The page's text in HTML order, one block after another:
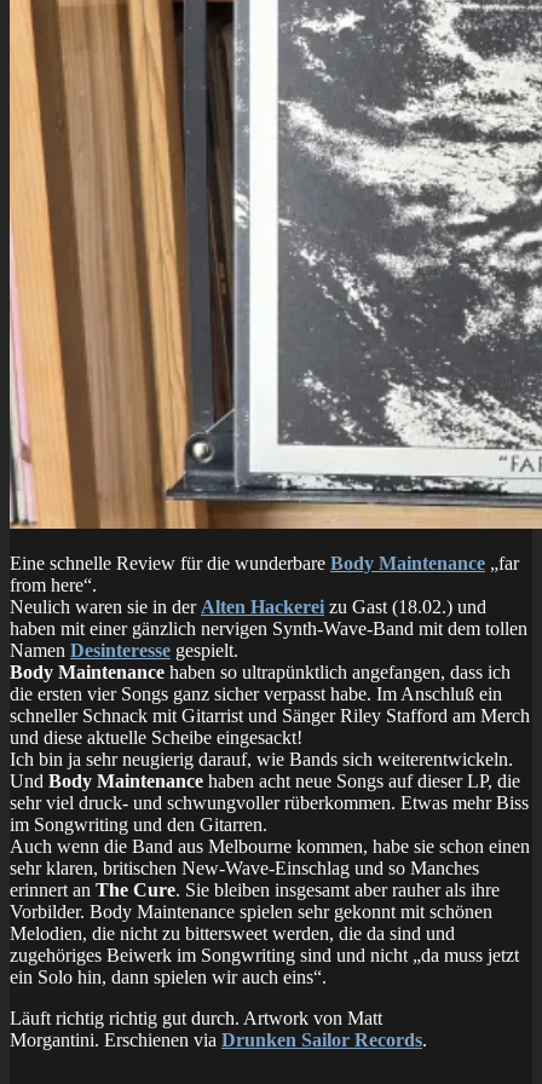
Eine schnelle Review für die wunderbare Body Maintenance „far
from here“.
Neulich waren sie in der Alten Hackerei zu Gast (18.02.) und
haben mit einer gänzlich nervigen Synth-Wave-Band mit dem tollen
Namen Desinteresse gespielt.
Body Maintenance haben so ultrapünktlich angefangen, dass ich
die ersten vier Songs ganz sicher verpasst habe. Im Anschluß ein
schneller Schnack mit Gitarrist und Sänger Riley Stafford am Merch
und diese aktuelle Scheibe eingesackt!
Ich bin ja sehr neugierig darauf, wie Bands sich weiterentwickeln.
Und Body Maintenance haben acht neue Songs auf dieser LP, die
sehr viel druck- und schwungvoller rüberkommen. Etwas mehr Biss
im Songwriting und den Gitarren.
Auch wenn die Band aus Melbourne kommen, habe sie schon einen
sehr klaren, britischen New-Wave-Einschlag und so Manches
erinnert an The Cure. Sie bleiben insgesamt aber rauher als ihre
Vorbilder. Body Maintenance spielen sehr gekonnt mit schönen
Melodien, die nicht zu bittersweet werden, die da sind und
zugehöriges Beiwerk im Songwriting sind und nicht „da muss jetzt
ein Solo hin, dann spielen wir auch eins“.
Läuft richtig richtig gut durch. Artwork von Matt
Morgantini. Erschienen via Drunken Sailor Records.